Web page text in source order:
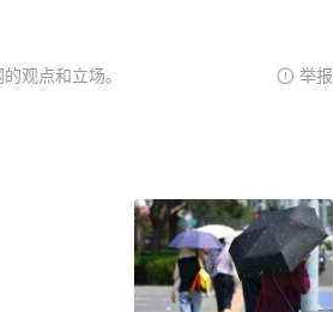
观点和立场。 举报